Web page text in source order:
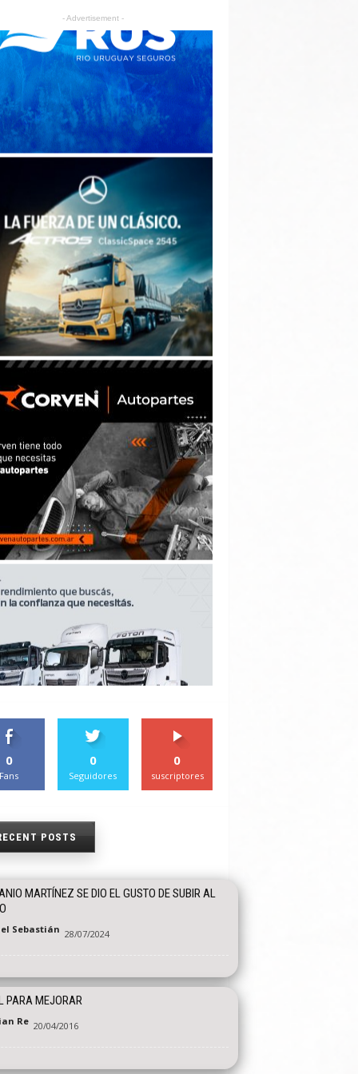
- Advertisement -
0
Fans
0
Seguidores
0
suscriptores
POSTS
MARTÍNEZ SE DIO EL GUSTO DE SUBIR AL
Sebastián 28/07/2024
PARA MEJORAR
Re 20/04/2016